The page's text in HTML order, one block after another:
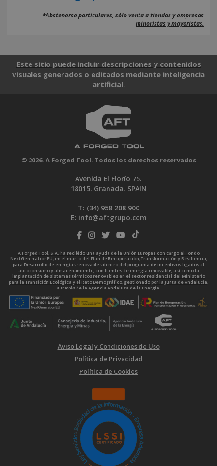
*Abstenerse particulares, sólo venta a tiendas y empresas
minoristas y mayoristas.
Este sitio puede incluir descripciones y contenidos
visuales generados o editados mediante inteligencia
artificial.
© 2026. A Forged Tool. Todos los derechos reservados
Avenida El Florío 75.
18015. Granada. SPAIN
T: (34) 958 208 900
E: info@aftgrupo.com
A Forged Tool, S.A. ha recibido una ayuda de la Unión Europea con cargo al Fondo
NextGenerationEU, en el marco del Plan de Recuperación, Transformación y Resiliencia,
para Desarrollo de energías renovables dentro del programa de incentivos ligados al
autoconsumo y almacenamiento, con fuentes de energía renovable, así como la
implantación de sistemas térmicos renovables en el sector residencial del Ministerio
para la Transición Ecológica y el Reto Demográfico, gestionado por la Junta de Andalucía,
a través de la Agencia Andaluza de la Energía.
Aviso Legal y Condiciones de Uso
Política de Privacidad
Política de Cookies